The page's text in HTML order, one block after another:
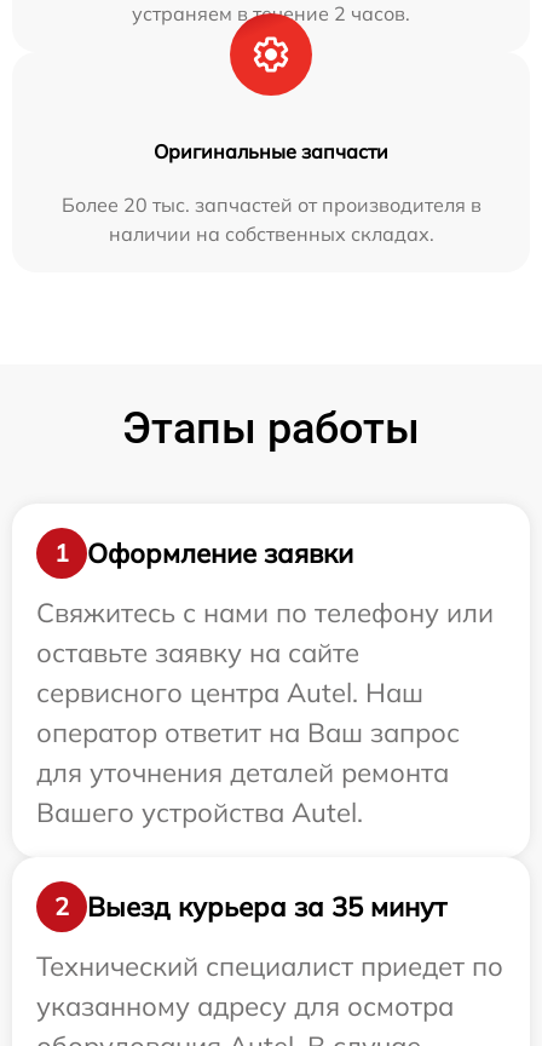
устраняем в течение 2 часов.
Оригинальные запчасти
Более 20 тыс. запчастей от производителя в
наличии на собственных складах.
Этапы работы
1
Оформление заявки
Свяжитесь с нами по телефону или
оставьте заявку на сайте
сервисного центра Autel. Наш
оператор ответит на Ваш запрос
для уточнения деталей ремонта
Вашего устройства Autel.
2
Выезд курьера за 35 минут
Технический специалист приедет по
указанному адресу для осмотра